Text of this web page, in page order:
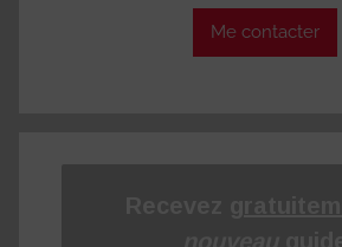
Me contacter